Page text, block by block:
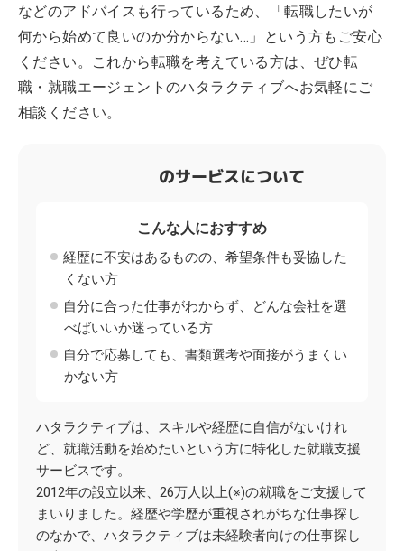
などのアドバイスも行っているため、「転職したいが
何から始めて良いのか分からない…」という方もご安心
ください。これから転職を考えている方は、ぜひ転
職・就職エージェントのハタラクティブへお気軽にご
相談ください。
のサービスについて
こんな人におすすめ
経歴に不安はあるものの、希望条件も妥協した
くない方
自分に合った仕事がわからず、どんな会社を選
べばいいか迷っている方
自分で応募しても、書類選考や面接がうまくい
かない方
ハタラクティブは、スキルや経歴に自信がないけれ
ど、就職活動を始めたいという方に特化した就職支援
サービスです。
2012年の設立以来、26万人以上(※)の就職をご支援して
まいりました。経歴や学歴が重視されがちな仕事探し
のなかで、ハタラクティブは未経験者向けの仕事探し